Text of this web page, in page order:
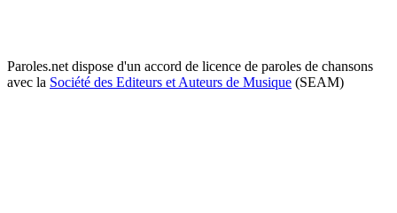
Paroles.net dispose d'un accord de licence de paroles de chansons
avec la Société des Editeurs et Auteurs de Musique (SEAM)